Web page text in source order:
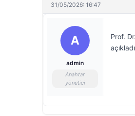
31/05/2026: 16:47
A
admin
Anahtar
yönetici
Prof.